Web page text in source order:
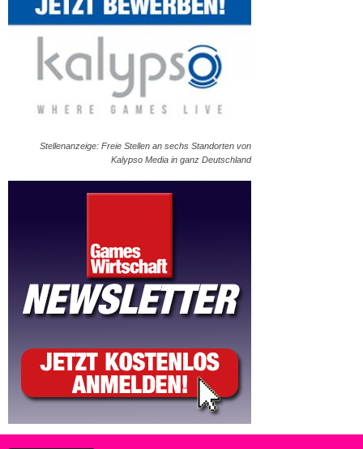
Stellenanzeige: Freie Stellen an sechs Standorten von
Kalypso Media in ganz Deutschland